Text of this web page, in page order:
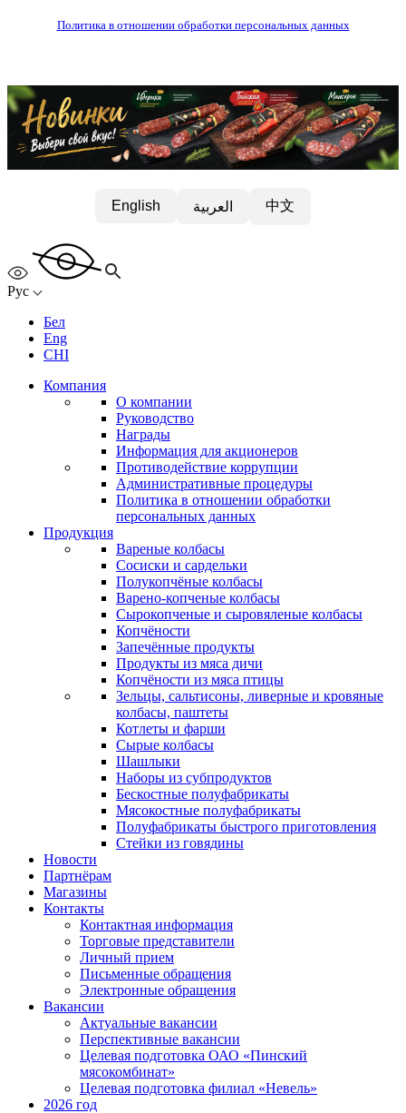
Политика в отношении обработки персональных данных
English العربية 中文
Рус
Бел
Eng
CHI
Компания
О компании
Руководство
Награды
Информация для акционеров
Противодействие коррупции
Административные процедуры
Политика в отношении обработки
персональных данных
Продукция
Вареные колбасы
Сосиски и сардельки
Полукопчёные колбасы
Варено-копченые колбасы
Сырокопченые и сыровяленые колбасы
Копчёности
Запечённые продукты
Продукты из мяса дичи
Копчёности из мяса птицы
Зельцы, сальтисоны, ливерные и кровяные
колбасы, паштеты
Котлеты и фарши
Сырые колбасы
Шашлыки
Наборы из субпродуктов
Бескостные полуфабрикаты
Мясокостные полуфабрикаты
Полуфабрикаты быстрого приготовления
Стейки из говядины
Новости
Партнёрам
Магазины
Контакты
Контактная информация
Торговые представители
Личный прием
Письменные обращения
Электронные обращения
Вакансии
Актуальные вакансии
Перспективные вакансии
Целевая подготовка ОАО «Пинский
мясокомбинат»
Целевая подготовка филиал «Невель»
2026 год